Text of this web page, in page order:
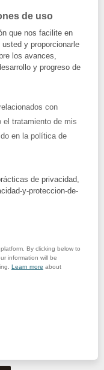
de uso
que nos facilite en
y proporcionarle
los avances,
y progreso de
con
el tratamiento de mis
en la política de
de privacidad,
y-proteccion-de-
By clicking below to
information will be
Learn more about